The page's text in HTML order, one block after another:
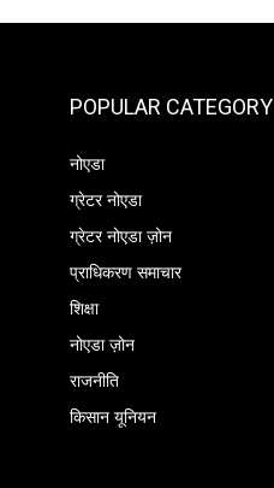
POPULAR CATEGORY
नोएडा
ग्रेटर नोएडा
ग्रेटर नोएडा ज़ोन
प्राधिकरण समाचार
शिक्षा
नोएडा ज़ोन
राजनीति
किसान यूनियन